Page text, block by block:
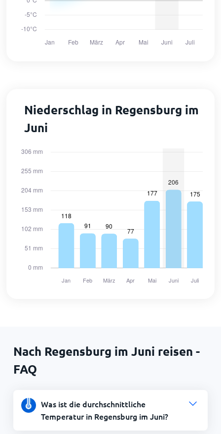
Niederschlag in Regensburg im
Juni
Nach Regensburg im Juni reisen -
FAQ
Was ist die durchschnittliche
Temperatur in Regensburg im Juni?